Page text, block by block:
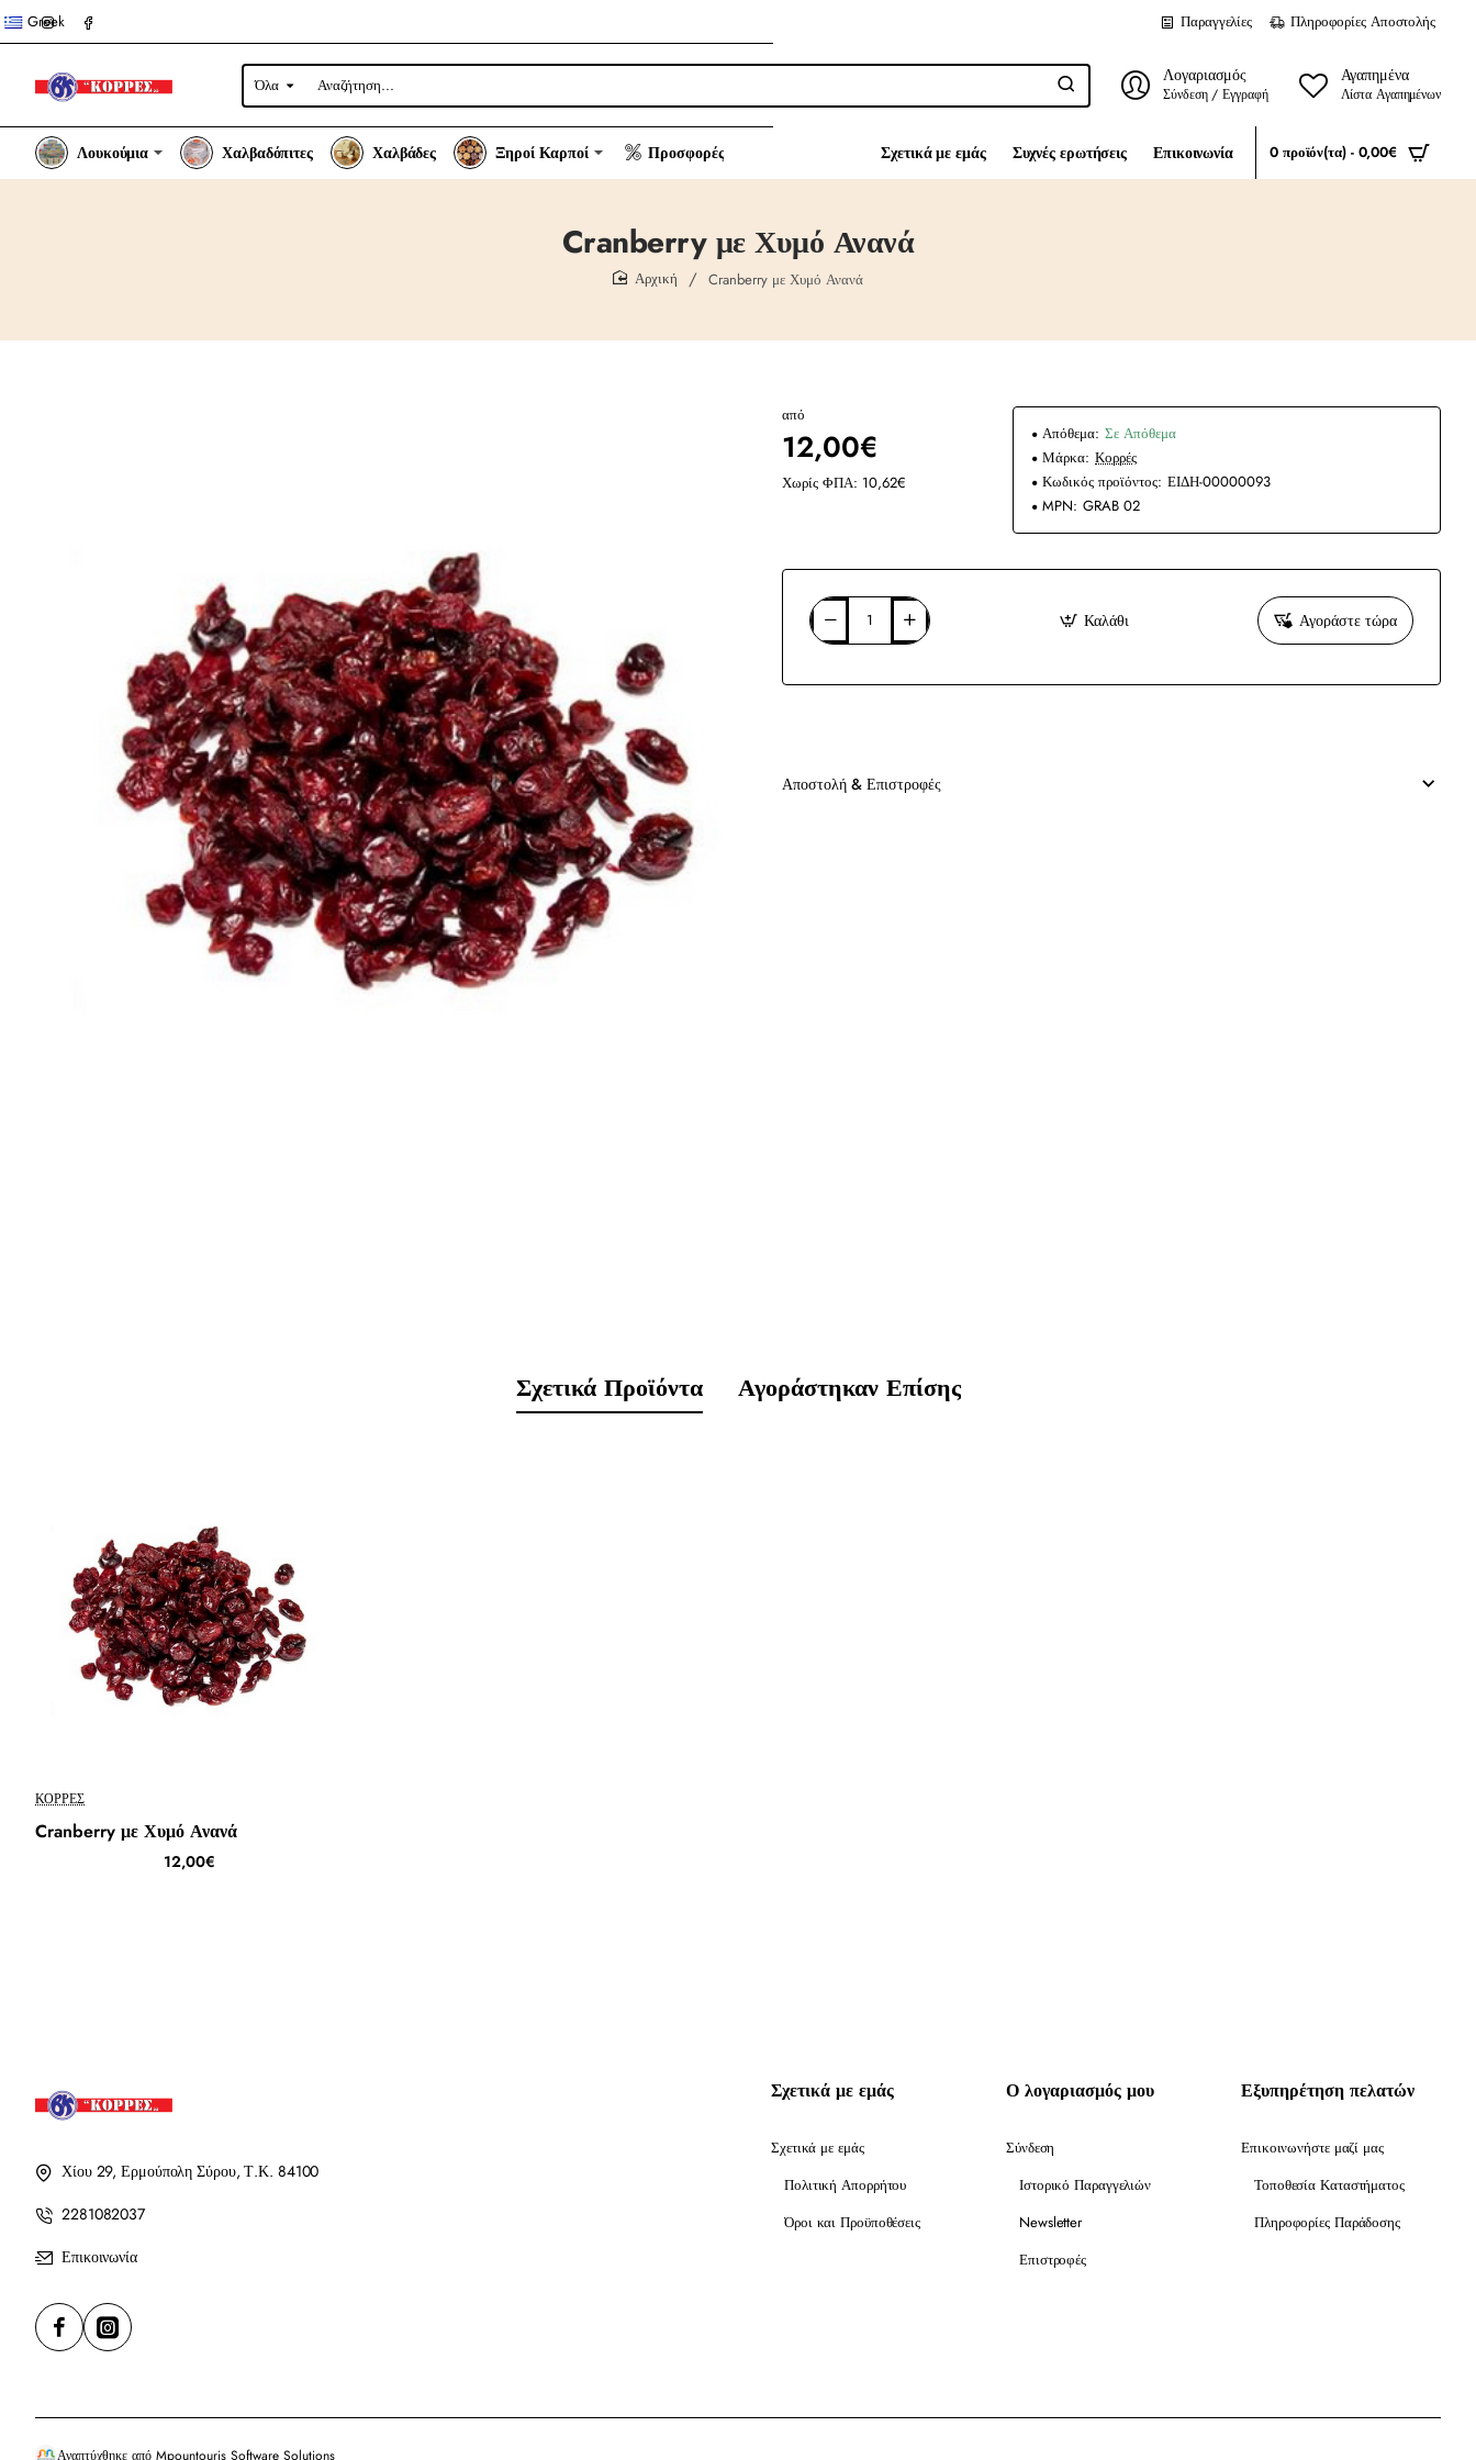
Greek Παραγγελίες Πληροφορίες Αποστολής
Όλα
Αναζήτηση...
Λογαριασμός
Σύνδεση / Εγγραφή
Αγαπημένα
Λίστα Αγαπημένων
Λουκούμια Χαλβαδόπιτες Χαλβάδες Ξηροί Καρποί Προσφορές Σχετικά με εμάς Συχνές ερωτήσεις Επικοινωνία 0 προϊόν(τα) - 0,00€
Cranberry με Χυμό Ανανά
Cranberry με Χυμό Ανανά
από
12,00€
Χωρίς ΦΠΑ: 10,62€
Απόθεμα: Σε Απόθεμα
Μάρκα: Κορρές
Κωδικός προϊόντος: ΕΙΔΗ-00000093
MPN: GRAB 02
Καλάθι Αγοράστε τώρα
Αποστολή & Επιστροφές
Σχετικά Προϊόντα Αγοράστηκαν Επίσης
ΚΟΡΡΈΣ
Cranberry με Χυμό Ανανά
12,00€
Χίου 29, Ερμούπολη Σύρου, Τ.Κ. 84100
2281082037
Επικοινωνία
Σχετικά με εμάς
Σχετικά με εμάς
Πολιτική Απορρήτου
Όροι και Προϋποθέσεις
Ο λογαριασμός μου
Σύνδεση
Ιστορικό Παραγγελιών
Newsletter
Επιστροφές
Εξυπηρέτηση πελατών
Επικοινωνήστε μαζί μας
Τοποθεσία Καταστήματος
Πληροφορίες Παράδοσης
Αναπτύχθηκε από Mpountouris Software Solutions